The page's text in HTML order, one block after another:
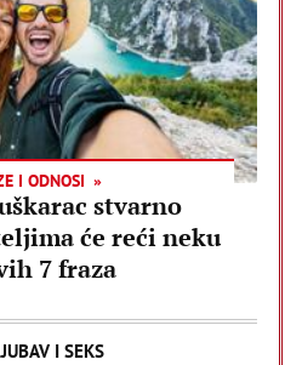
I ODNOSI
stvarno
će reći neku
7 fraza
I SEKS